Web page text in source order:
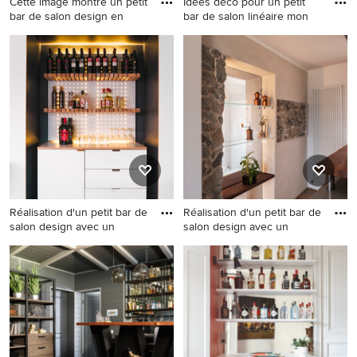
bar de salon design en
Cette image montre un petit
bar de salon design en U et
bois clair avec des tabourets
et un plan de travail en bois.
bar de salon linéaire mon
Idées déco pour un petit bar
de salon linéaire montagne
en bois brun avec des
tabourets et un placard sans
porte.
Réalisation d'un petit bar de
salon design avec un
Réalisation d'un petit bar de
salon design avec un placard
à porte plane, des portes de
placard blanches et un plan
de travail marron.
Réalisation d'un petit bar de
salon design avec un
Réalisation d'un petit bar de
salon design avec un évier
posé, un placard à porte
plane, des portes de placard
blanches, un plan de travail
en quartz, une crédence en